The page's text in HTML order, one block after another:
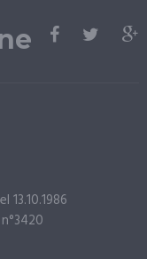
13.10.1986